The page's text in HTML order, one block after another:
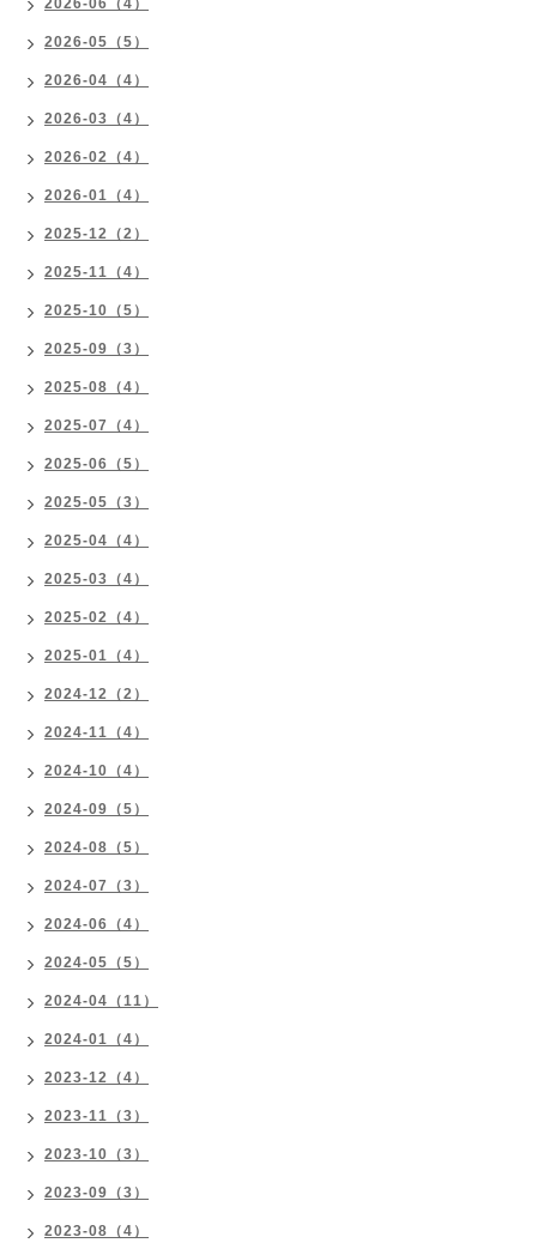
2026-06（4）
2026-05（5）
2026-04（4）
2026-03（4）
2026-02（4）
2026-01（4）
2025-12（2）
2025-11（4）
2025-10（5）
2025-09（3）
2025-08（4）
2025-07（4）
2025-06（5）
2025-05（3）
2025-04（4）
2025-03（4）
2025-02（4）
2025-01（4）
2024-12（2）
2024-11（4）
2024-10（4）
2024-09（5）
2024-08（5）
2024-07（3）
2024-06（4）
2024-05（5）
2024-04（11）
2024-01（4）
2023-12（4）
2023-11（3）
2023-10（3）
2023-09（3）
2023-08（4）